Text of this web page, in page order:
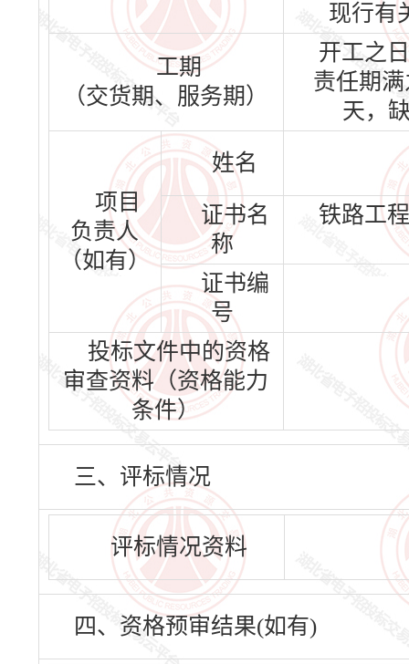
现行有
工期
（交货期、服务期）
开工之
责任期
天，
项目
负责人
（如有）
姓名
证书名
称
铁路工
证书编
号
投标文件中的资格
审查资料（资格能力
条件）
三、评标情况
评标情况资料
四、资格预审结果(如有)